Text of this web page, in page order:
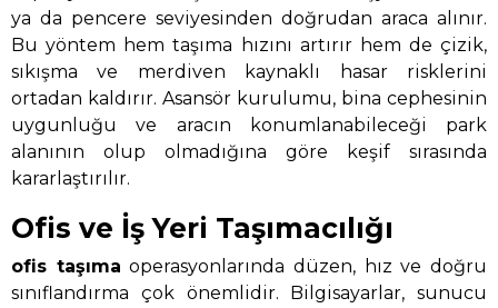
ya da pencere seviyesinden doğrudan araca alınır.
Bu yöntem hem taşıma hızını artırır hem de çizik,
sıkışma ve merdiven kaynaklı hasar risklerini
ortadan kaldırır. Asansör kurulumu, bina cephesinin
uygunluğu ve aracın konumlanabileceği park
alanının olup olmadığına göre keşif sırasında
kararlaştırılır.
Ofis ve İş Yeri Taşımacılığı
ofis taşıma operasyonlarında düzen, hız ve doğru
sınıflandırma çok önemlidir. Bilgisayarlar, sunucu